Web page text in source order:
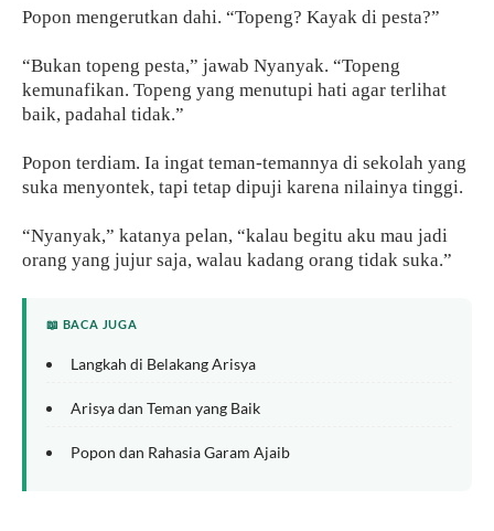
Popon mengerutkan dahi. “Topeng? Kayak di pesta?”
“Bukan topeng pesta,” jawab Nyanyak. “Topeng
kemunafikan. Topeng yang menutupi hati agar terlihat
baik, padahal tidak.”
Popon terdiam. Ia ingat teman-temannya di sekolah yang
suka menyontek, tapi tetap dipuji karena nilainya tinggi.
“Nyanyak,” katanya pelan, “kalau begitu aku mau jadi
orang yang jujur saja, walau kadang orang tidak suka.”
📖 BACA JUGA
Langkah di Belakang Arisya
Arisya dan Teman yang Baik
Popon dan Rahasia Garam Ajaib